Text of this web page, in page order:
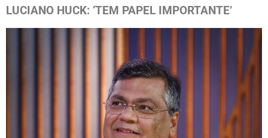
LUCIANO HUCK: ‘TEM PAPEL IMPORTANTE’